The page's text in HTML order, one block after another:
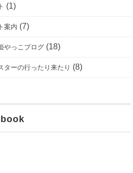
(1)
案内 (7)
やっこブログ (18)
ターの行ったり来たり (8)